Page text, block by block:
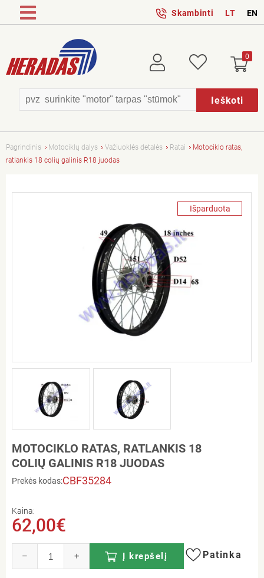
Skambinti LT EN
Ieškoti
Prisijungti Patikusios 0
Pagrindinis Motociklų dalys Važiuoklės detalės Ratai
Motociklo ratas,
ratlankis 18 colių galinis R18 juodas
Išparduota
MOTOCIKLO RATAS, RATLANKIS 18
COLIŲ GALINIS R18 JUODAS
Prekės kodas:CBF35284
Kaina:
62,00€
– + Į krepšelį Patinka